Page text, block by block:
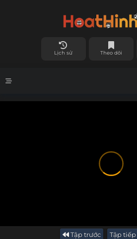
Lịch sử Theo dõi
Tập trước Tập